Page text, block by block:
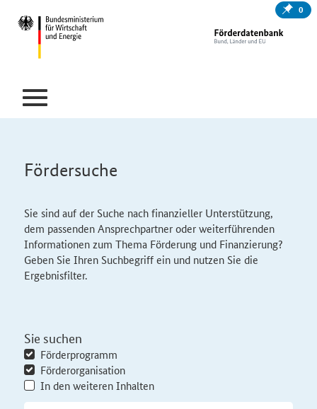
0
Fördersuche
Sie sind auf der Suche nach finanzieller Unterstützung,
dem passenden Ansprechpartner oder weiterführenden
Informationen zum Thema Förderung und Finanzierung?
Geben Sie Ihren Suchbegriff ein und nutzen Sie die
Ergebnisfilter.
Sie suchen
Förderprogramm
Förderorganisation
In den weiteren Inhalten